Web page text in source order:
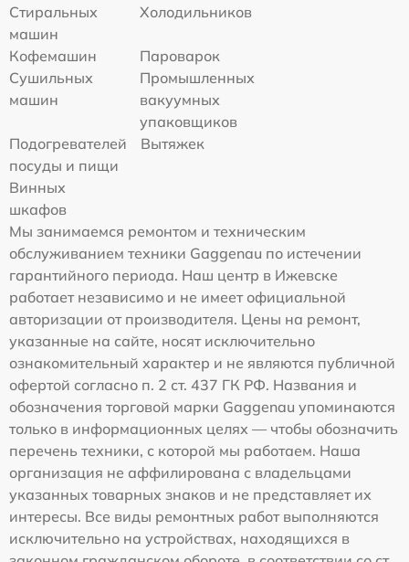
Стиральных
машин
Холодильников
Кофемашин
Пароварок
Сушильных
машин
Промышленных
вакуумных
упаковщиков
Подогревателей
посуды и пищи
Вытяжек
Винных
шкафов
Мы занимаемся ремонтом и техническим
обслуживанием техники Gaggenau по истечении
гарантийного периода. Наш центр в Ижевске
работает независимо и не имеет официальной
авторизации от производителя. Цены на ремонт,
указанные на сайте, носят исключительно
ознакомительный характер и не являются публичной
офертой согласно п. 2 ст. 437 ГК РФ. Названия и
обозначения торговой марки Gaggenau упоминаются
только в информационных целях — чтобы обозначить
перечень техники, с которой мы работаем. Наша
организация не аффилирована с владельцами
указанных товарных знаков и не представляет их
интересы. Все виды ремонтных работ выполняются
исключительно на устройствах, находящихся в